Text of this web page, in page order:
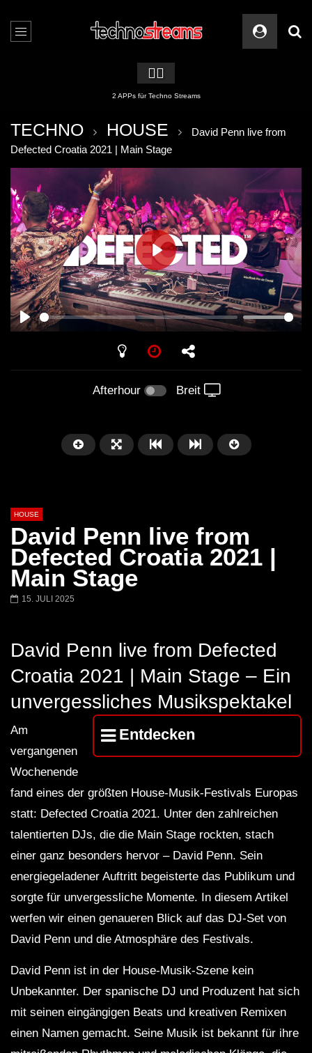
🏳️‍🌈
2 APPs für Techno Streams
TECHNO HOUSE
David Penn live from
Defected Croatia 2021 | Main Stage
PLAY
PLAY
Afterhour Breit
00:20:23
2023 Monterrey NL 3 31 23
HOUSE
David Penn live from
Defected Croatia 2021 |
Main Stage
15. JULI 2025
David Penn live from Defected
Croatia 2021 | Main Stage – Ein
unvergessliches Musikspektakel
Entdecken
Am
vergangenen
Wochenende
fand eines der größten House-Musik-Festivals Europas
statt: Defected Croatia 2021. Unter den zahlreichen
talentierten DJs, die die Main Stage rockten, stach
einer ganz besonders hervor – David Penn. Sein
energiegeladener Auftritt begeisterte das Publikum und
sorgte für unvergessliche Momente. In diesem Artikel
werfen wir einen genaueren Blick auf das DJ-Set von
David Penn und die Atmosphäre des Festivals.
David Penn ist in der House-Musik-Szene kein
Unbekannter. Der spanische DJ und Produzent hat sich
mit seinen eingängigen Beats und kreativen Remixen
einen Namen gemacht. Seine Musik ist bekannt für ihre